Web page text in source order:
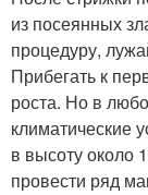
из посеянных
процедуру,
Прибегать к
роста. Но в
климатические
в высоту около
провести ряд